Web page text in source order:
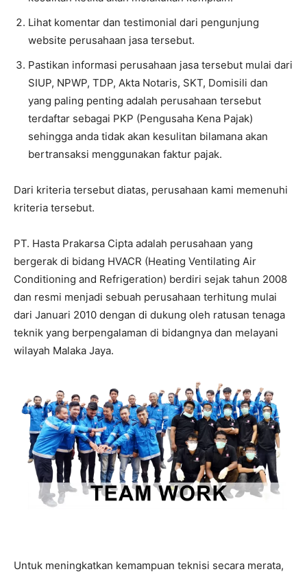
Lihat komentar dan testimonial dari pengunjung
website perusahaan jasa tersebut.
Pastikan informasi perusahaan jasa tersebut mulai dari
SIUP, NPWP, TDP, Akta Notaris, SKT, Domisili dan
yang paling penting adalah perusahaan tersebut
terdaftar sebagai PKP (Pengusaha Kena Pajak)
sehingga anda tidak akan kesulitan bilamana akan
bertransaksi menggunakan faktur pajak.
Dari kriteria tersebut diatas, perusahaan kami memenuhi
kriteria tersebut.
PT. Hasta Prakarsa Cipta adalah perusahaan yang
bergerak di bidang HVACR (Heating Ventilating Air
Conditioning and Refrigeration) berdiri sejak tahun 2008
dan resmi menjadi sebuah perusahaan terhitung mulai
dari Januari 2010 dengan di dukung oleh ratusan tenaga
teknik yang berpengalaman di bidangnya dan melayani
wilayah Malaka Jaya.
Untuk meningkatkan kemampuan teknisi secara merata,